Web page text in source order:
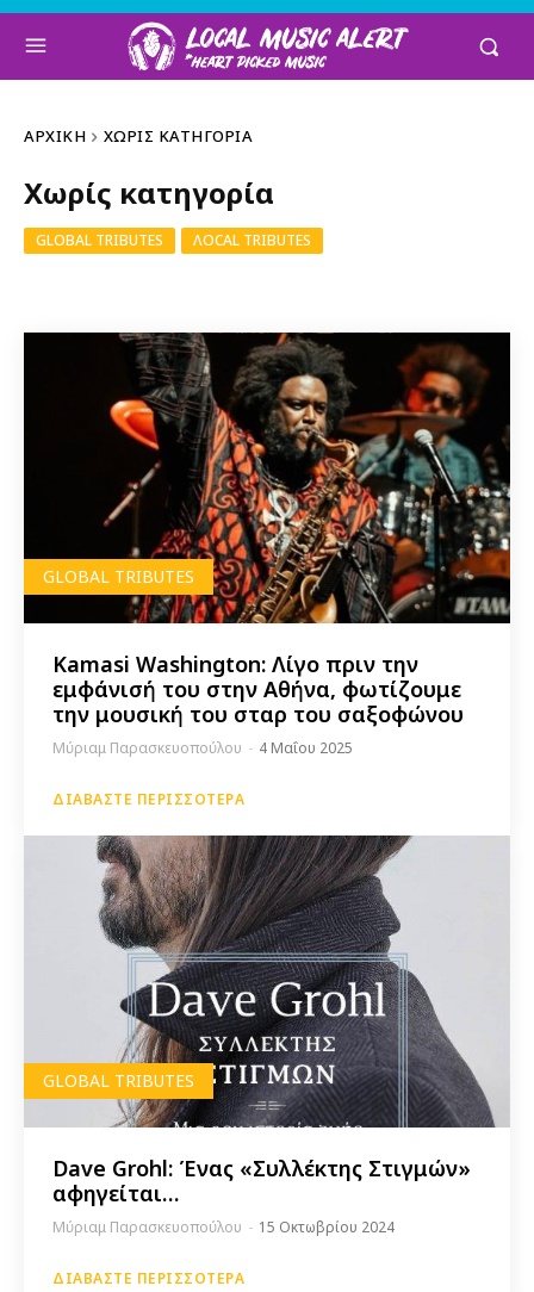
ΑΡΧΙΚΉ ΧΩΡΊΣ ΚΑΤΗΓΟΡΊΑ
Χωρίς κατηγορία
GLOBAL TRIBUTES ΛOCAL TRIBUTES
GLOBAL TRIBUTES
Kamasi Washington: Λίγο πριν την
εμφάνισή του στην Αθήνα, φωτίζουμε
την μουσική του σταρ του σαξοφώνου
Μύριαμ Παρασκευοπούλου - 4 Μαΐου 2025
ΔΙΑΒΆΣΤΕ ΠΕΡΙΣΣΌΤΕΡΑ
GLOBAL TRIBUTES
Dave Grohl: Ένας «Συλλέκτης Στιγμών»
αφηγείται…
Μύριαμ Παρασκευοπούλου - 15 Οκτωβρίου 2024
ΔΙΑΒΆΣΤΕ ΠΕΡΙΣΣΌΤΕΡΑ